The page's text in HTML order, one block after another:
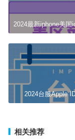
2024最新iphone美
2024台服Apple
相关推荐